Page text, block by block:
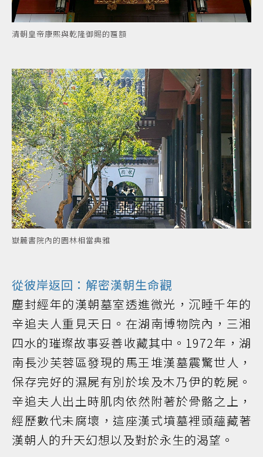
清朝皇帝康熙與乾隆御賜的匾額
嶽麓書院內的園林相當典雅
從彼岸返回：解密漢朝生命觀
塵封經年的漢朝墓室透進微光，沉睡千年的
辛追夫人重見天日。在湖南博物院內，三湘
四水的璀璨故事妥善收藏其中。1972年，湖
南長沙芙蓉區發現的馬王堆漢墓震驚世人，
保存完好的濕屍有別於埃及木乃伊的乾屍。
辛追夫人出土時肌肉依然附著於骨骼之上，
經歷數代未腐壞，這座漢式墳墓裡頭蘊藏著
漢朝人的升天幻想以及對於永生的渴望。